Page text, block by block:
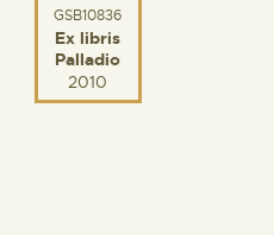
GSB10836
Ex libris
Palladio
2010